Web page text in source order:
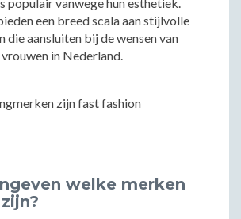
een breed scala aan stijlvolle
die aansluiten bij de wensen van
in Nederland.
welke merken